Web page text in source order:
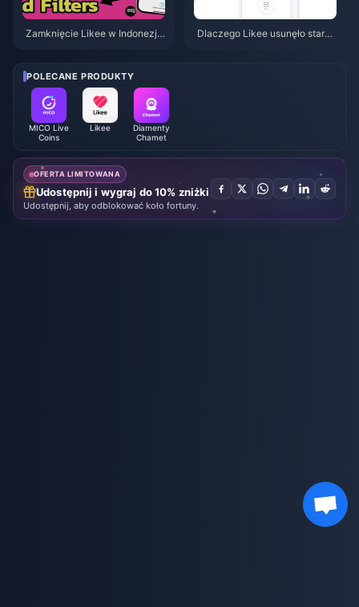
Zamknięcie Likee w Indonezji
ach
Dlaczego Likee usunęło stare f
POLECANE PRODUKTY
MICO Live
Coins
Likee
Diamenty
Chamet
OFERTA LIMITOWANA
Udostępnij i wygraj do 10% zniżki
Udostępnij, aby odblokować koło fortuny.